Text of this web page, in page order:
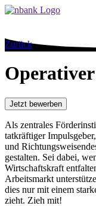
Zurück
Jetzt bewerben
Als zentrales
tatkräftiger
und
gestalten. Sei dabei,
Wirtschaftskraft
Arbeitsmarkt
dies nur mit einem
zieht. Zieh mit!